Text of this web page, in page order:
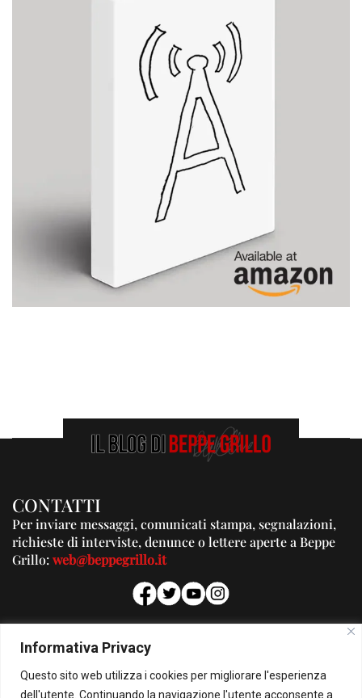
Informativa Privacy
Questo sito web utilizza i cookies per migliorare l'esperienza
dell'utente. Continuando la navigazione l'utente acconsente a
CONTATTI
Per inviare messaggi, comunicati stampa, segnalazioni,
richieste di interviste, denunce o lettere aperte a Beppe
Grillo:web@beppegrillo.it
PUBBLICITA'
Per la tua pubblicità su questo Blog:
pubblicita@beppegrillo.it